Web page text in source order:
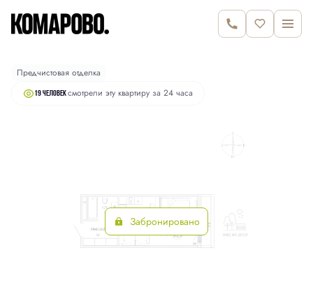
Студия35.3 м2 6 090 000 руб.
Предчистовая отделка
19 человексмотрели эту квартиру за 24 часа
Забронировано